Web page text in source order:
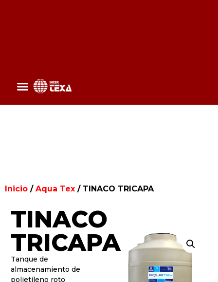
Inicio / Aqua Tex / TINACO TRICAPA
TINACO
TRICAPA
Tanque de
almacenamiento de
polietileno roto